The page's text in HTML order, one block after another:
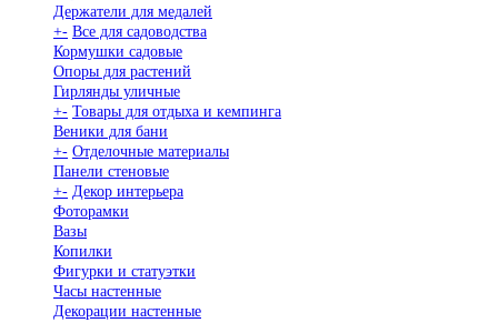
Держатели для медалей
+- Все для садоводства
Кормушки садовые
Опоры для растений
Гирлянды уличные
+- Товары для отдыха и кемпинга
Веники для бани
+- Отделочные материалы
Панели стеновые
+- Декор интерьера
Фоторамки
Вазы
Копилки
Фигурки и статуэтки
Часы настенные
Декорации настенные